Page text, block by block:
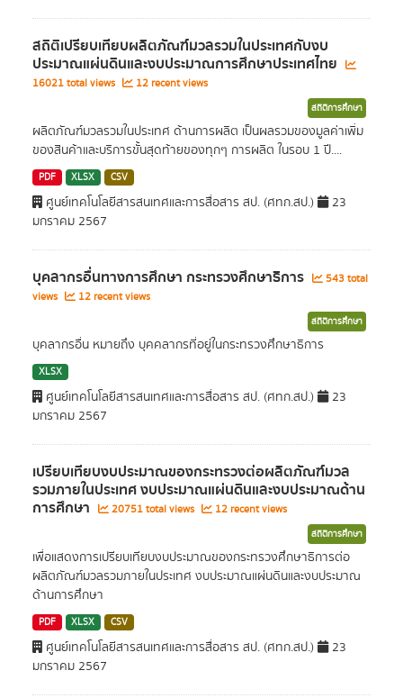
สถิติเปรียบเทียบผลิตภัณฑ์มวลรวมในประเทศกับงบ
ประมาณแผ่นดินและงบประมาณการศึกษาประเทศไทย
16021 total views 12 recent views
สถิติการศึกษา
ผลิตภัณฑ์มวลรวมในประเทศ ด้านการผลิต เป็นผลรวมของมูลค่าเพิ่ม
ของสินค้าและบริการขั้นสุดท้ายของทุกๆ การผลิต ในรอบ 1 ปี....
PDF XLSX CSV
ศูนย์เทคโนโลยีสารสนเทศและการสื่อสาร สป. (ศทก.สป.)
23
มกราคม 2567
บุคลากรอื่นทางการศึกษา กระทรวงศึกษาธิการ
543 total
views
12 recent views
สถิติการศึกษา
บุคลากรอื่น หมายถึง บุคคลากรที่อยู่ในกระทรวงศึกษาธิการ
XLSX
ศูนย์เทคโนโลยีสารสนเทศและการสื่อสาร สป. (ศทก.สป.)
23
มกราคม 2567
เปรียบเทียบงบประมาณของกระทรวงต่อผลิตภัณฑ์มวล
รวมภายในประเทศ งบประมาณแผ่นดินและงบประมาณด้าน
การศึกษา 20751 total views 12 recent views
สถิติการศึกษา
เพื่อแสดงการเปรียบเทียบงบประมาณของกระทรวงศึกษาธิการต่อ
ผลิตภัณฑ์มวลรวมภายในประเทศ งบประมาณแผ่นดินและงบประมาณ
ด้านการศึกษา
PDF XLSX CSV
ศูนย์เทคโนโลยีสารสนเทศและการสื่อสาร สป. (ศทก.สป.)
23
มกราคม 2567